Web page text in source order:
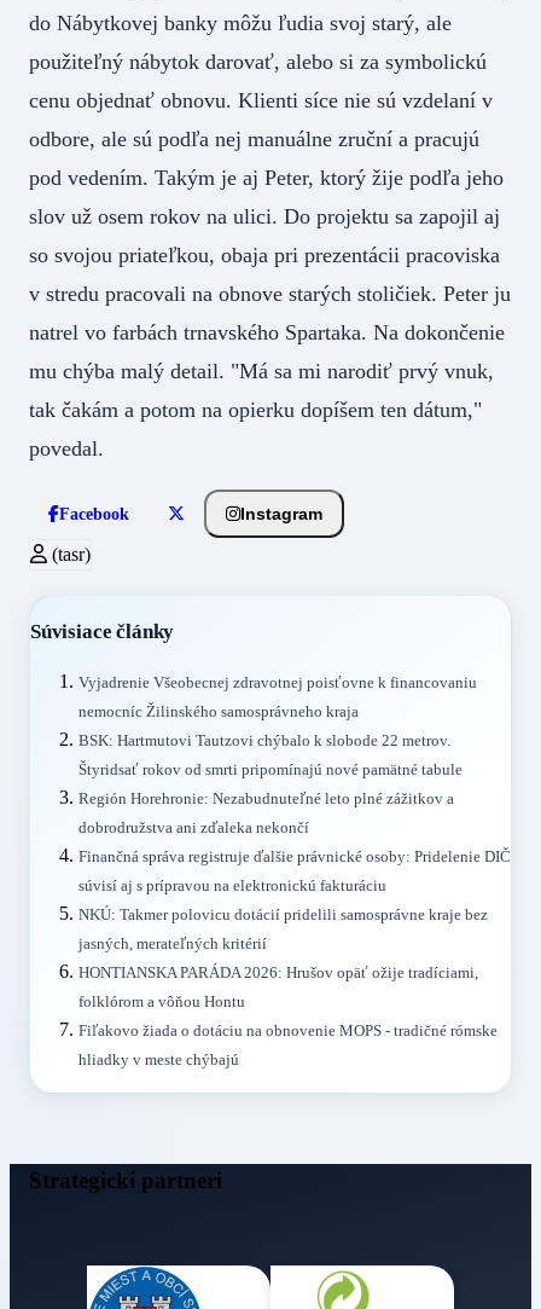
do Nábytkovej banky môžu ľudia svoj starý, ale
použiteľný nábytok darovať, alebo si za symbolickú
cenu objednať obnovu. Klienti síce nie sú vzdelaní v
odbore, ale sú podľa nej manuálne zruční a pracujú
pod vedením. Takým je aj Peter, ktorý žije podľa jeho
slov už osem rokov na ulici. Do projektu sa zapojil aj
so svojou priateľkou, obaja pri prezentácii pracoviska
v stredu pracovali na obnove starých stoličiek. Peter ju
natrel vo farbách trnavského Spartaka. Na dokončenie
mu chýba malý detail. "Má sa mi narodiť prvý vnuk,
tak čakám a potom na opierku dopíšem ten dátum,"
povedal.
Facebook Instagram
(tasr)
Súvisiace články
Vyjadrenie Všeobecnej zdravotnej poisťovne k financovaniu
nemocníc Žilinského samosprávneho kraja
BSK: Hartmutovi Tautzovi chýbalo k slobode 22 metrov.
Štyridsať rokov od smrti pripomínajú nové pamätné tabule
Región Horehronie: Nezabudnuteľné leto plné zážitkov a
dobrodružstva ani zďaleka nekončí
Finančná správa registruje ďalšie právnické osoby: Pridelenie DIČ
súvisí aj s prípravou na elektronickú fakturáciu
NKÚ: Takmer polovicu dotácií pridelili samosprávne kraje bez
jasných, merateľných kritérií
HONTIANSKA PARÁDA 2026: Hrušov opäť ožije tradíciami,
folklórom a vôňou Hontu
Fiľakovo žiada o dotáciu na obnovenie MOPS - tradičné rómske
hliadky v meste chýbajú
Strategickí partneri